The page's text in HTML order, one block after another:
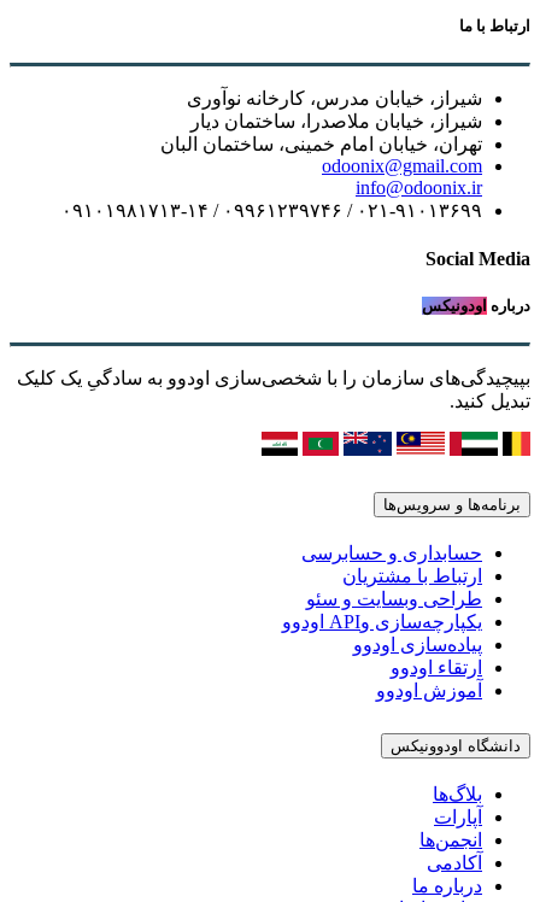
ارتباط با ما
شیراز، خیابان مدرس، کارخانه نوآوری
شیراز، خیابان ملاصدرا، ساختمان دیار
تهران، خیابان امام خمینی، ساختمان البان
odoonix@gmail.com
info@odoonix.ir
۰۲۱-۹۱۰۱۳۶۹۹ / ۰۹۹۶۱۲۳۹۷۴۶ / ۰۹۱۰۱۹۸۱۷۱۳-۱۴
Social Media
درباره اودونیکس
بپیچیدگی‌های سازمان را با شخصی‌سازی اودوو به سادگیِ یک کلیک
تبدیل کنید.
برنامه‌ها و سرویس‌ها
حسابداری و حسابرسی
ارتباط با مشتریان
طراحی وبسایت و سئو
یکپارچه‌سازی وAPI اودوو
پیاده‌سازی اودوو
ارتقاء اودوو
آموزش اودوو
دانشگاه اودوونیکس
بلاگ‌ها
آپارات
انجمن‌ها
آکادمی
درباره ما